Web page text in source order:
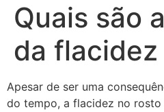
Quais são
da
Apesar de ser uma
do tempo, a flacidez no